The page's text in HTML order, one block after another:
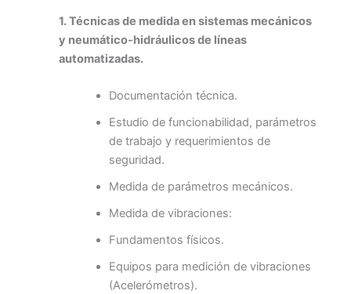
1. Técnicas de medida en sistemas mecánicos
y neumático-hidráulicos de líneas
automatizadas.
Documentación técnica.
Estudio de funcionabilidad, parámetros
de trabajo y requerimientos de
seguridad.
Medida de parámetros mecánicos.
Medida de vibraciones:
Fundamentos físicos.
Equipos para medición de vibraciones
(Acelerómetros).